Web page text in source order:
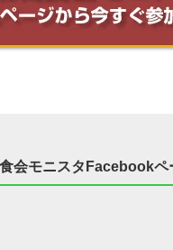
会モニスタFacebookペ